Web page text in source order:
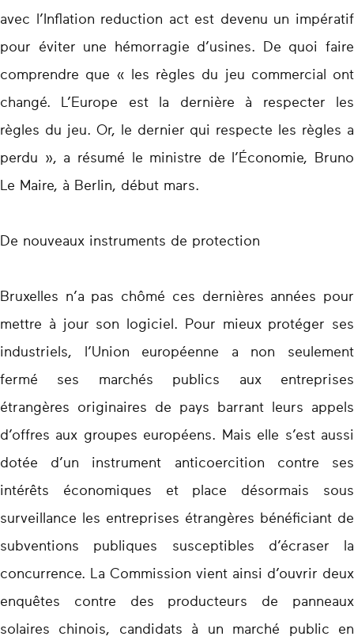
avec l’Inflation reduction act est devenu un impératif
pour éviter une hémorragie d’usines. De quoi faire
comprendre que « les règles du jeu commercial ont
changé. L’Europe est la dernière à respecter les
règles du jeu. Or, le dernier qui respecte les règles a
perdu », a résumé le ministre de l’Économie, Bruno
Le Maire, à Berlin, début mars.
De nouveaux instruments de protection
Bruxelles n’a pas chômé ces dernières années pour
mettre à jour son logiciel. Pour mieux protéger ses
industriels, l’Union européenne a non seulement
fermé ses marchés publics aux entreprises
étrangères originaires de pays barrant leurs appels
d’offres aux groupes européens. Mais elle s’est aussi
dotée d’un instrument anticoercition contre ses
intérêts économiques et place désormais sous
surveillance les entreprises étrangères bénéficiant de
subventions publiques susceptibles d’écraser la
concurrence. La Commission vient ainsi d’ouvrir deux
enquêtes contre des producteurs de panneaux
solaires chinois, candidats à un marché public en